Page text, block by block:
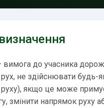
вимога до учасника
не здійснювати будь-
якщо це може
змінити напрямок руху